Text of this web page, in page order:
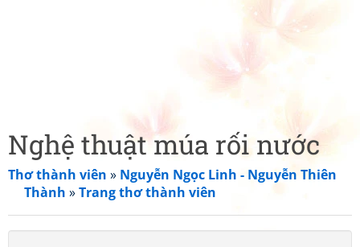
Nghệ thuật múa rối nước
Thơ thành viên » Nguyễn Ngọc Linh - Nguyễn Thiên
Thành »Trang thơ thành viên